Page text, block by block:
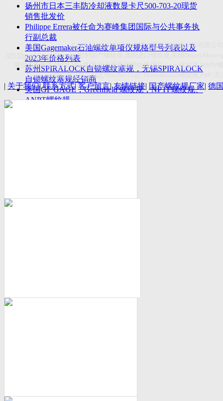
2023年美国Universal Punch圆度仪价格表，国产
定制跳动量仪
波音一季度营收增近三成超预期，近五年季度交
付数量首超空客
扬州市日本三丰防冷却液数显卡尺500-703-20现货
销售批发价
Philippe Errera被任命为赛峰集团国际与公共事务执
行副总裁
美国Gagemaker石油螺纹单项仪规格型号列表以及
2023年价格列表
苏州SPIRALOCK自锁螺纹塞规，无锡SPIRALOCK
自锁螺纹塞规经销商
美国GF GAGE，Greenfield 螺纹规，NPTF螺纹规、
ANPT螺纹规
Copyright(C)2026-2027苏州斯托茨机电设备有限公司
API Thread Gage, Sitemap,定制国产螺纹规
莱尔麦斯量规,德国 LMW量规,国产爱克母螺纹规 ,国产Acme 螺纹规,HBPV
Titecswiss螺纹规 ,API GAGE
| 关于我们|联系方式| 客户留言|友情链接| 国产螺纹规厂家| 德